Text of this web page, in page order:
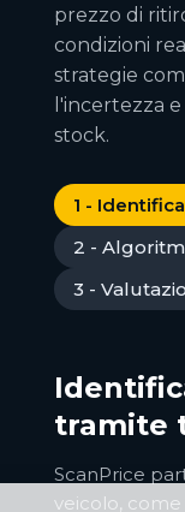
prezzo di
condizioni
strategie
l'incertezza
stock.
1 -
2 -
3 -
tramite
ScanPrice
veicolo, come